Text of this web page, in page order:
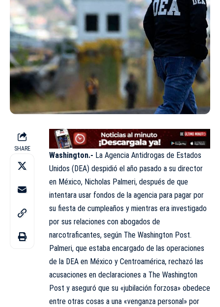
SHARE
Washington.- La Agencia Antidrogas de Estados
Unidos (DEA) despidió el año pasado a su director
en México, Nicholas Palmeri, después de que
intentara usar fondos de la agencia para pagar por
su fiesta de cumpleaños y mientras era investigado
por sus relaciones con abogados de
narcotraficantes, según The Washington Post.
Palmeri, que estaba encargado de las operaciones
de la DEA en México y Centroamérica, rechazó las
acusaciones en declaraciones a The Washington
Post y aseguró que su «jubilación forzosa» obedece
entre otras cosas a una «venganza personal» por